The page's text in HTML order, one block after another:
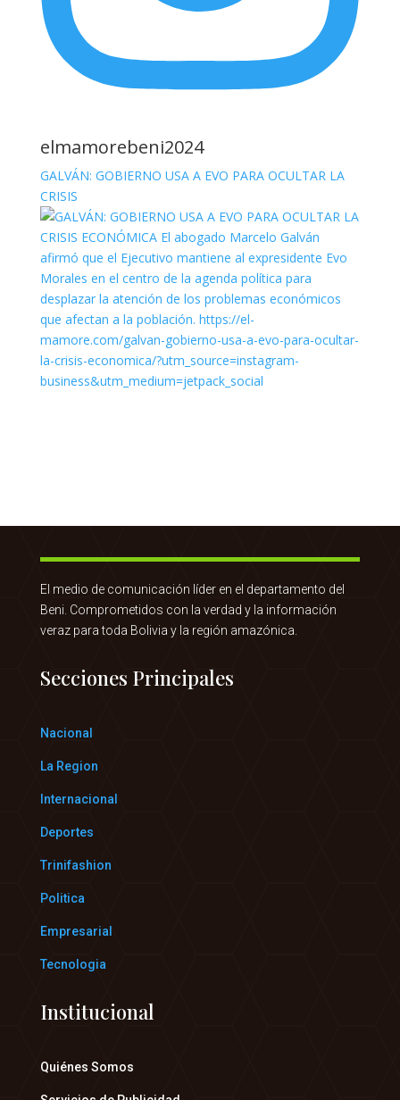
elmamorebeni2024
GALVÁN: GOBIERNO USA A EVO PARA OCULTAR LA
CRISIS
El medio de comunicación líder en el departamento del
Beni. Comprometidos con la verdad y la información
veraz para toda Bolivia y la región amazónica.
Secciones Principales
Nacional
La Region
Internacional
Deportes
Trinifashion
Politica
Empresarial
Tecnologia
Institucional
Quiénes Somos